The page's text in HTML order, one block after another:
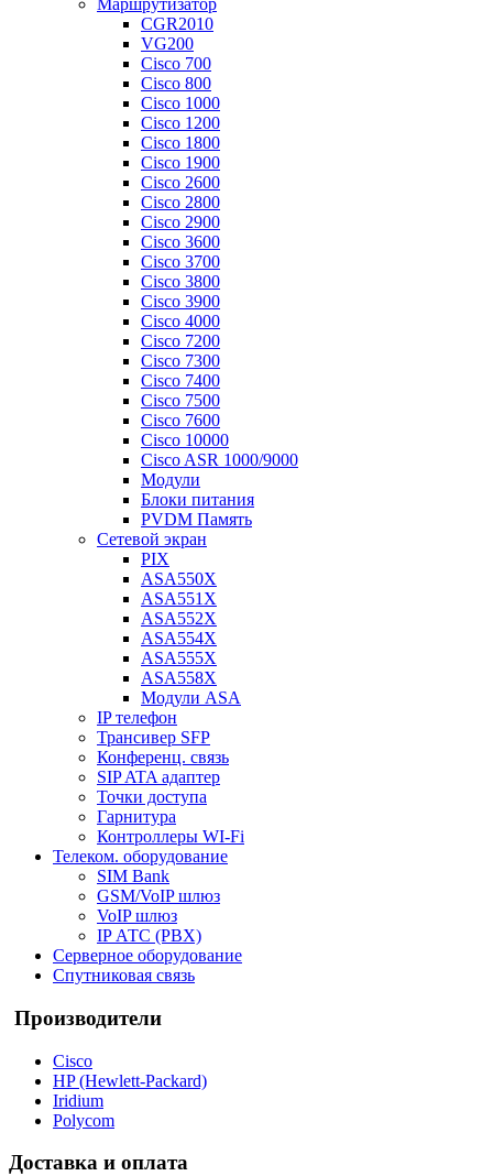
Маршрутизатор
CGR2010
VG200
Cisco 700
Cisco 800
Cisco 1000
Cisco 1200
Cisco 1800
Cisco 1900
Cisco 2600
Cisco 2800
Cisco 2900
Cisco 3600
Cisco 3700
Cisco 3800
Cisco 3900
Cisco 4000
Cisco 7200
Cisco 7300
Cisco 7400
Cisco 7500
Cisco 7600
Cisco 10000
Cisco ASR 1000/9000
Модули
Блоки питания
PVDM Память
Сетевой экран
PIX
ASA550X
ASA551X
ASA552X
ASA554X
ASA555X
ASA558X
Модули ASA
IP телефон
Трансивер SFP
Конференц. связь
SIP ATA адаптер
Точки доступа
Гарнитура
Контроллеры WI-Fi
Телеком. оборудование
SIM Bank
GSM/VoIP шлюз
VoIP шлюз
IP АТС (PBX)
Серверное оборудование
Спутниковая связь
Производители
Cisco
HP (Hewlett-Packard)
Iridium
Polycom
Доставка и оплата